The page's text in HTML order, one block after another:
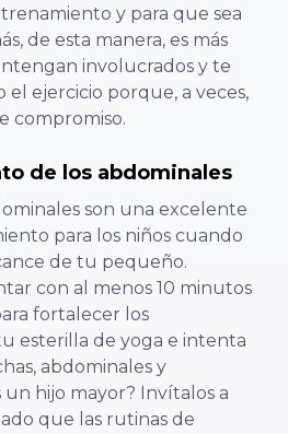
y para que sea
de esta manera, es más
involucrados y te
ejercicio porque, a veces,
compromiso.
de los abdominales
son una excelente
para los niños cuando
de tu pequeño.
con al menos 10 minutos
fortalecer los
esterilla de yoga e intenta
abdominales y
un hijo mayor? Invítalos a
que las rutinas de